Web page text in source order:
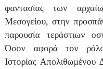
φαντασίας των
Μεσογείου, στην
παρουσία τεράστιων
Όσον αφορά τον
Ιστορίας